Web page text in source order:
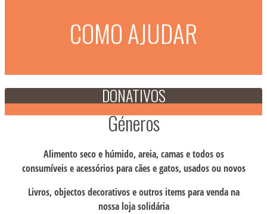
COMO AJUDAR
DONATIVOS
Géneros
Alimento seco e húmido, areia, camas e todos os
consumíveis e acessórios para cães e gatos, usados ou novos
Livros, objectos decorativos e outros items para venda na
nossa loja solidária